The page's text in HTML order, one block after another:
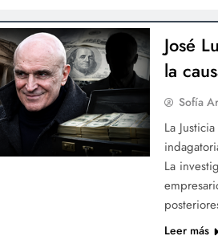
José
la
Sofía
La
La
Leer más